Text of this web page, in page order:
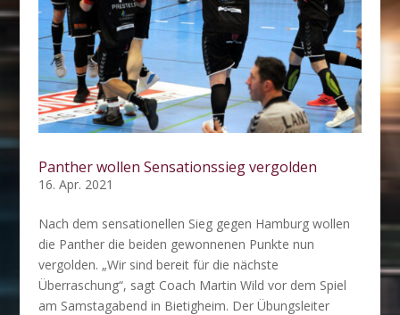
Panther wollen Sensationssieg vergolden
16. Apr. 2021
Nach dem sensationellen Sieg gegen Hamburg wollen
die Panther die beiden gewonnenen Punkte nun
vergolden. „Wir sind bereit für die nächste
Überraschung“, sagt Coach Martin Wild vor dem Spiel
am Samstagabend in Bietigheim. Der Übungsleiter